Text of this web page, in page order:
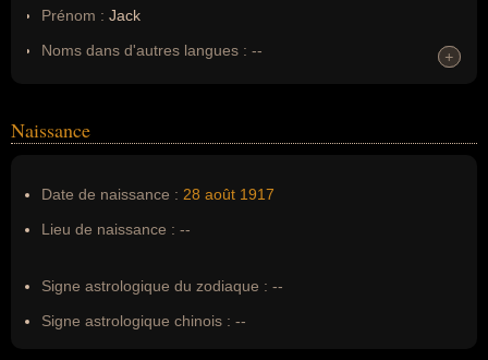
Prénom : Jack
Noms dans d'autres langues : --
Nom de famille :Kirby
+
+
Naissance
Date de naissance : 28 août 1917
Lieu de naissance : --
Signe astrologique du zodiaque : --
Signe astrologique chinois : --